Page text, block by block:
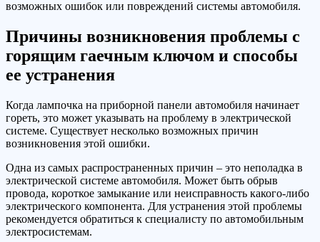
возможных ошибок или повреждений системы автомобиля.
Причины возникновения проблемы с
горящим гаечным ключом и способы
ее устранения
Когда лампочка на приборной панели автомобиля начинает
гореть, это может указывать на проблему в электрической
системе. Существует несколько возможных причин
возникновения этой ошибки.
Одна из самых распространенных причин – это неполадка в
электрической системе автомобиля. Может быть обрыв
провода, короткое замыкание или неисправность какого-либо
электрического компонента. Для устранения этой проблемы
рекомендуется обратиться к специалисту по автомобильным
электросистемам.